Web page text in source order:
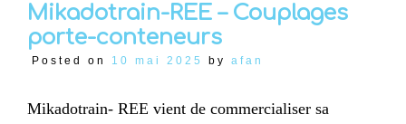
Mikadotrain-REE – Couplages
porte-conteneurs
Posted on 10 mai 2025 by afan
Mikadotrain- REE vient de commercialiser sa